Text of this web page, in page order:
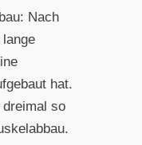
Nach
hat.
dreimal so